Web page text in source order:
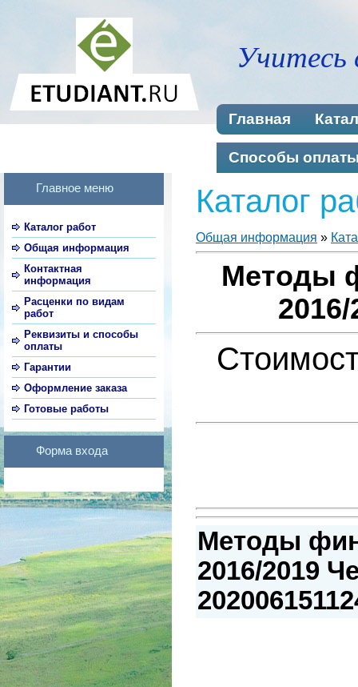
Учитесь
Главная
Способы
Главное меню
Каталог работ
Общая информация
Контактная
информация
Расценки по видам
работ
Реквизиты и способы
оплаты
Гарантии
Оформление заказа
Готовые работы
Форма входа
Каталог
Общая информация »
Методы
Методы
2016/2019